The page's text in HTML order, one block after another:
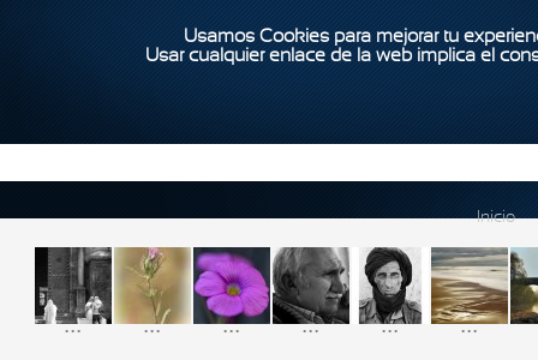
Usamos Cookies para mejorar tu
Usar cualquier enlace de la web implica el
Inicio
... ... ... ... ... ...